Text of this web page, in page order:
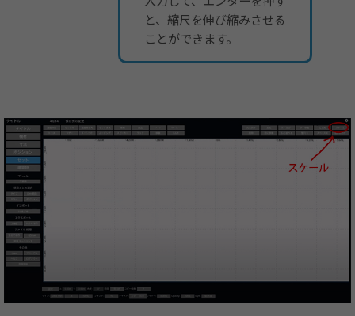
と、縮尺を伸び縮みさせる
ことができます。